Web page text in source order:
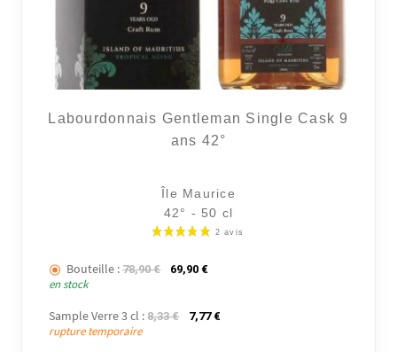
Labourdonnais Gentleman Single Cask 9
ans 42°
Île Maurice
42° - 50 cl
Bouteille : 78,90€ Le prix initial était : 78,90 €.
69,90 €Le prix actuel est : 69,90 €.
en stock
Sample Verre 3 cl : 8,33€ Le prix initial était : 8,33 €.
7,77 €Le prix actuel est : 7,77 €.
rupture temporaire